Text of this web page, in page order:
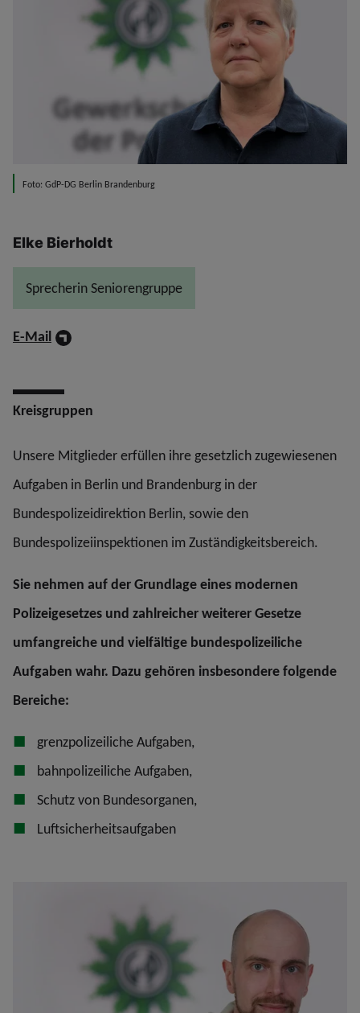
Foto: GdP-DG Berlin Brandenburg
Elke Bierholdt
Sprecherin Seniorengruppe
E-Mail
Kreisgruppen
Unsere Mitglieder erfüllen ihre gesetzlich zugewiesenen
Aufgaben in Berlin und Brandenburg in der
Bundespolizeidirektion Berlin, sowie den
Bundespolizeiinspektionen im Zuständigkeitsbereich.
Sie nehmen auf der Grundlage eines modernen
Polizeigesetzes und zahlreicher weiterer Gesetze
umfangreiche und vielfältige bundespolizeiliche
Aufgaben wahr. Dazu gehören insbesondere folgende
Bereiche:
grenzpolizeiliche Aufgaben,
bahnpolizeiliche Aufgaben,
Schutz von Bundesorganen,
Luftsicherheitsaufgaben